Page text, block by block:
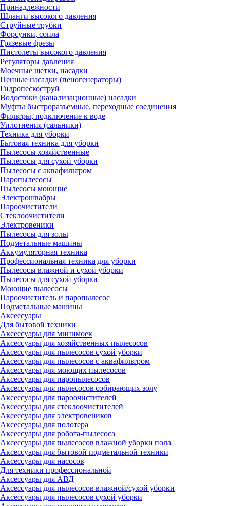
Принадлежности
Шланги высокого давления
Струйные трубки
Форсунки, сопла
Грязевые фрезы
Пистолеты высокого давления
Регуляторы давления
Моечные щетки, насадки
Пенные насадки (пеногенераторы)
Гидропескоструй
Водостоки (канализационные) насадки
Муфты быстроразъемные, переходные соединения
Фильтры, подключение к воде
Уплотнения (сальники)
Техника для уборки
Бытовая техника для уборки
Пылесосы хозяйственные
Пылесосы для сухой уборки
Пылесосы с аквафильтром
Паропылесосы
Пылесосы моющие
Электрошвабры
Пароочистители
Стеклоочистители
Электровеники
Пылесосы для золы
Подметальные машины
Аккумуляторная техника
Профессиональная техника для уборки
Пылесосы влажной и сухой уборки
Пылесосы для сухой уборки
Моющие пылесосы
Пароочиститель и паропылесос
Подметальные машины
Аксессуары
Для бытовой техники
Аксессуары для минимоек
Аксессуары для хозяйственных пылесосов
Аксессуары для пылесосов сухой уборки
Аксессуары для пылесосов с аквафильтром
Аксессуары для моющих пылесосов
Аксессуары для паропылесосов
Аксессуары для пылесосов собирающих золу
Аксессуары для пароочистителей
Аксессуары для стеклоочистителей
Аксессуары для электровеников
Аксессуары для полотера
Аксессуары для робота-пылесоса
Аксессуары для пылесосов влажной уборки пола
Аксессуары для бытовой подметальной техники
Аксессуары для насосов
Для техники профессиональной
Аксессуары для АВД
Аксессуары для пылесосов влажной/сухой уборки
Аксессуары для пылесосов сухой уборки